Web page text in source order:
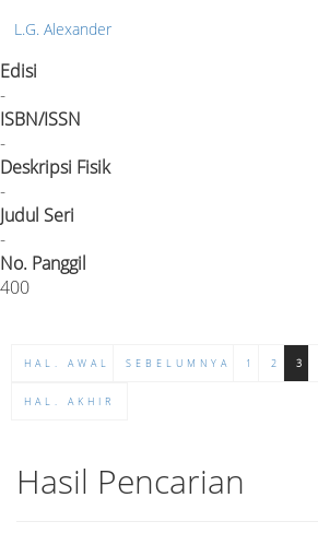
L.G. Alexander
Edisi
-
ISBN/ISSN
-
Deskripsi Fisik
-
Judul Seri
-
No. Panggil
400
HAL. AWAL SEBELUMNYA 1 2 3
HAL. AKHIR
Hasil Pencarian